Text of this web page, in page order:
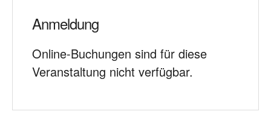
Anmeldung
Online-Buchungen sind für diese
Veranstaltung nicht verfügbar.